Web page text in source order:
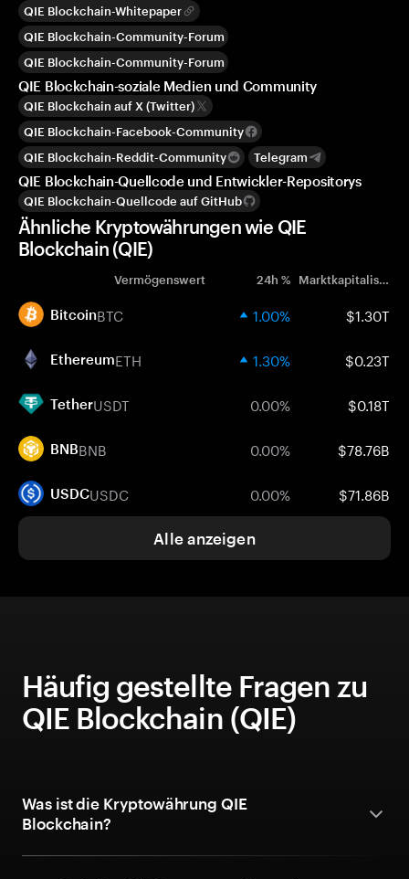
QIE Blockchain-Whitepaper
QIE Blockchain-Community-Forum
QIE Blockchain-Community-Forum
QIE Blockchain-soziale Medien und Community
QIE Blockchain auf X (Twitter)
QIE Blockchain-Facebook-Community
QIE Blockchain-Reddit-Community
Telegram
QIE Blockchain-Quellcode und Entwickler-Repositorys
QIE Blockchain-Quellcode auf GitHub
Ähnliche Kryptowährungen wie QIE
Blockchain (QIE)
Vermögenswert 24h % Marktkapitalisierung
BitcoinBTC 1.00% $1.30T
EthereumETH 1.30% $0.23T
TetherUSDT 0.00% $0.18T
BNBBNB 0.00% $78.76B
USDCUSDC 0.00% $71.86B
Alle anzeigen
Häufig gestellte Fragen zu
QIE Blockchain (QIE)
Was ist die Kryptowährung QIE
Blockchain?